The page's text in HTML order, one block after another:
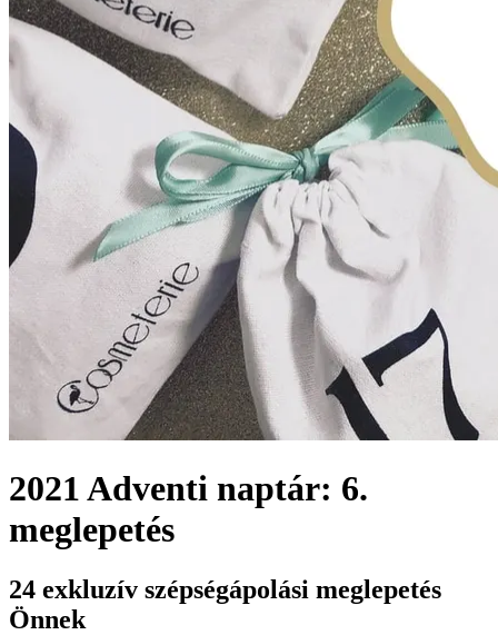
2021 Adventi naptár: 6.
meglepetés
24 exkluzív szépségápolási meglepetés
Önnek